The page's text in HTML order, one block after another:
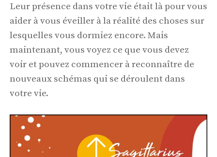
Leur présence dans votre vie était là pour vous
aider à vous éveiller à la réalité des choses sur
lesquelles vous dormiez encore. Mais
maintenant, vous voyez ce que vous devez
voir et pouvez commencer à reconnaître de
nouveaux schémas qui se déroulent dans
votre vie.